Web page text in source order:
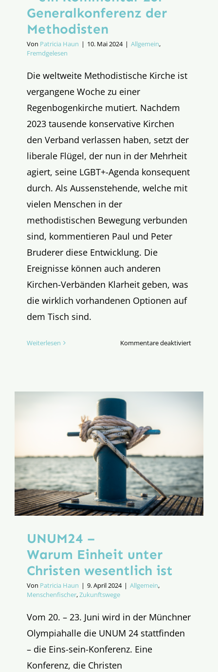
Generalkonferenz der
Methodisten
Von Patricia Haun | 10. Mai 2024 | Allgemein,
Fremdgelesen
Die weltweite Methodistische Kirche ist
vergangene Woche zu einer
Regenbogenkirche mutiert. Nachdem
2023 tausende konservative Kirchen
den Verband verlassen haben, setzt der
liberale Flügel, der nun in der Mehrheit
agiert, seine LGBT+-Agenda konsequent
durch. Als Aussenstehende, welche mit
vielen Menschen in der
methodistischen Bewegung verbunden
sind, kommentieren Paul und Peter
Bruderer diese Entwicklung. Die
Ereignisse können auch anderen
Kirchen-Verbänden Klarheit geben, was
die wirklich vorhandenen Optionen auf
dem Tisch sind.
Weiterlesen Kommentare deaktiviertfür
UNUM24 –
Warum Einheit unter
Christen wesentlich ist
Von Patricia Haun | 9. April 2024 | Allgemein,
Menschenfischer,Zukunftswege
Vom 20. – 23. Juni wird in der Münchner
Olympiahalle die UNUM 24 stattfinden
– die Eins-sein-Konferenz. Eine
Konferenz, die Christen